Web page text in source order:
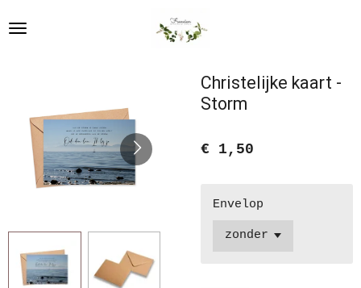
direct
Christelijke kaart -
Storm
€ 1,50
Envelop